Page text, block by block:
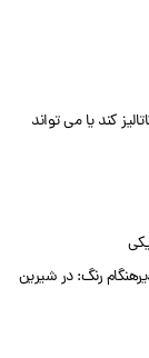
کند یا می تواند
رنگ: در شیرین